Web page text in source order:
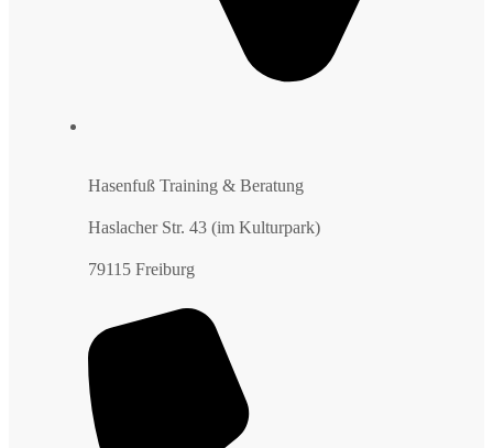
Hasenfuß Training & Beratung
Haslacher Str. 43 (im Kulturpark)
79115 Freiburg